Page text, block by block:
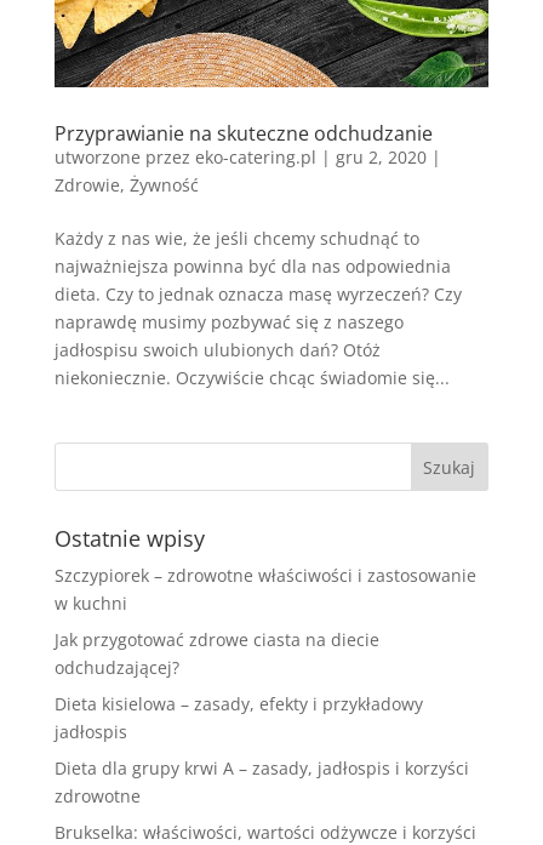
Przyprawianie na skuteczne odchudzanie
utworzone przez eko-catering.pl | gru 2, 2020|
Zdrowie, Żywność
Każdy z nas wie, że jeśli chcemy schudnąć to
najważniejsza powinna być dla nas odpowiednia
dieta. Czy to jednak oznacza masę wyrzeczeń? Czy
naprawdę musimy pozbywać się z naszego
jadłospisu swoich ulubionych dań? Otóż
niekoniecznie. Oczywiście chcąc świadomie się...
Ostatnie wpisy
Szczypiorek – zdrowotne właściwości i zastosowanie
w kuchni
Jak przygotować zdrowe ciasta na diecie
odchudzającej?
Dieta kisielowa – zasady, efekty i przykładowy
jadłospis
Dieta dla grupy krwi A – zasady, jadłospis i korzyści
zdrowotne
Brukselka: właściwości, wartości odżywcze i korzyści